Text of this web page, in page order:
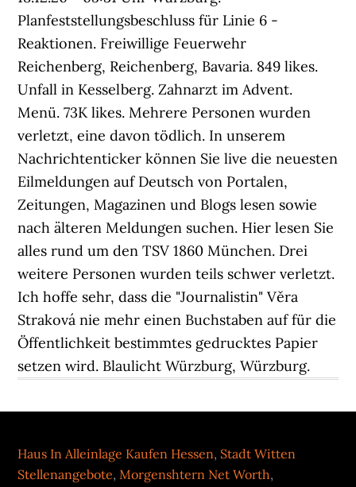
Planfeststellungsbeschluss für Linie 6 -
Reaktionen. Freiwillige Feuerwehr
Reichenberg, Reichenberg, Bavaria. 849 likes.
Unfall in Kesselberg. Zahnarzt im Advent.
Menü. 73K likes. Mehrere Personen wurden
verletzt, eine davon tödlich. In unserem
Nachrichtenticker können Sie live die neuesten
Eilmeldungen auf Deutsch von Portalen,
Zeitungen, Magazinen und Blogs lesen sowie
nach älteren Meldungen suchen. Hier lesen Sie
alles rund um den TSV 1860 München. Drei
weitere Personen wurden teils schwer verletzt.
Ich hoffe sehr, dass die "Journalistin" Věra
Straková nie mehr einen Buchstaben auf für die
Öffentlichkeit bestimmtes gedrucktes Papier
setzen wird. Blaulicht Würzburg, Würzburg.
Haus In Alleinlage Kaufen Hessen, Stadt Witten
Stellenangebote,Morgenshtern Net Worth,